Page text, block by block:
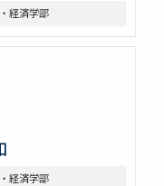
経済学部
経済学部